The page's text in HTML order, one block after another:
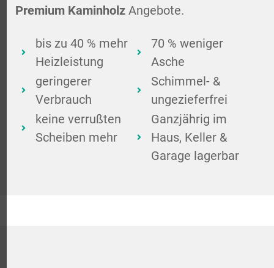
Premium Kaminholz Angebote.
bis zu 40 % mehr
Heizleistung
geringerer
Verbrauch
keine verrußten
Scheiben mehr
70 % weniger
Asche
Schimmel- &
ungezieferfrei
Ganzjährig im
Haus, Keller &
Garage lagerbar